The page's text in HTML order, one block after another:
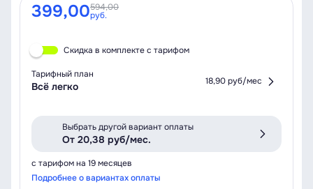
399,00594,00
руб.
Скидка в комплекте с тарифом
Тарифный план
Всё легко 18,90 руб/мес
Выбрать другой вариант оплаты
От 20,38 руб/мес.
с тарифом на 19 месяцев
Подробнее о вариантах оплаты